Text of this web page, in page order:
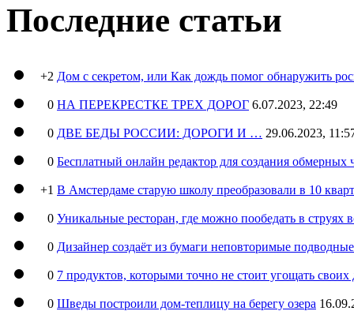
Последние статьи
+2 Дом с секретом, или Как дождь помог обнаружить
0 НА ПЕРЕКРЕСТКЕ ТРЕХ ДОРОГ 6.07.2023, 22:49
0 ДВЕ БЕДЫ РОССИИ: ДОРОГИ И … 29.06.2023,
0 Бесплатный онлайн редактор для создания обмерных
+1 В Амстердаме старую школу преобразовали в 10
0 Уникальные ресторан, где можно пообедать в струях
0 Дизайнер создаёт из бумаги неповторимые
0 7 продуктов, которыми точно не стоит угощать
0 Шведы построили дом-теплицу на берегу озера